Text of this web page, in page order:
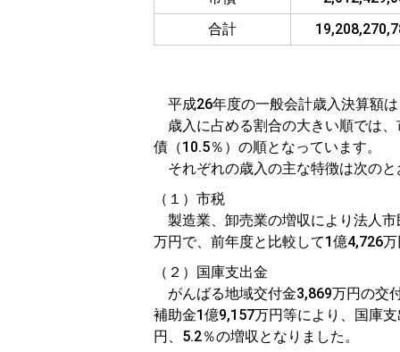
合計
平成26年度の一般会計歳入決算額
歳入に占める割合の大きい順では
債（10.5％）の順となっています。
それぞれの歳入の主な特徴は次のと
（１）市税
製造業、卸売業の増収により法人
万円で、前年度と比較して1億4,726
（２）国庫支出金
がんばる地域交付金3,869万円の交
補助金1億9,157万円等により、国庫
円、5.2％の増収となりました。